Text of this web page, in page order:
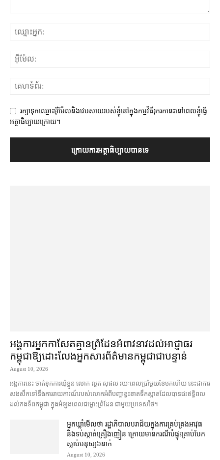
រក្សាទុកឈ្មោះអ៊ីម៉ែលនិងវេបសាយរបស់ខ្ញុំនៅក្នុងកម្មវិធីរុករកនេះនៅពេលខ្ញុំធ្វើ
អត្ថាធិប្បាយក្រោយ។
អង្គការ​អ្នកកាសែត​គ្មាន​ព្រំដែន​អំពាវនាវ​ដល់​អាជ្ញាធរ​
កម្ពុជា​ឱ្យ​ដោះលែង​អ្នកសារព័ត៌មាន​កម្ពុជា​ជា​បន្ទាន់
August 10, 2026
អង្គការ​នេះ ចាត់ទុក​ការ​ឃុំខ្លួន លោក លួត សុផល រយៈពេល​ប្រាំ​មួយ​ខែ​មក​ហើយ នេះ​ជា​ការ​
សងសឹក​ទៅ​នឹង​ការ​រាយការណ៍​របស់​លោក​អំពី​បញ្ហា​ខ្វះខាត​ទឹក​ស្អាត​ដែល​បាន​ជះឥទ្ធិពល​
ដល់​កងទ័ព​កម្ពុជា ក្នុងអំឡុងពេល​ជម្លោះព្រំដែន ជាមួយ​ប្រទេស​ថៃ។
អ្នកឃ្លាំមើល​ថា រដ្ឋាភិបាល​បរាជ័យ​ក្នុង​ការ​គ្រប់គ្រង​អាវុធ
និង​ទប់ស្កាត់​គ្រឿងញៀន ក្រោយ​មាន​ករណី​បំផ្ទុះ​គ្រាប់បែក​
ស្លាប់​មនុស្ស​៦​នាក់
August 10, 2026